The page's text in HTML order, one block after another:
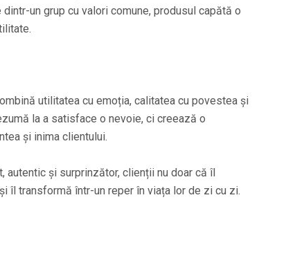
un grup cu valori comune, produsul capătă o
utilitatea cu emoția, calitatea cu povestea și
la a satisface o nevoie, ci creează o
și inima clientului.
autentic și surprinzător, clienții nu doar că îl
îl transformă într-un reper în viața lor de zi cu zi.